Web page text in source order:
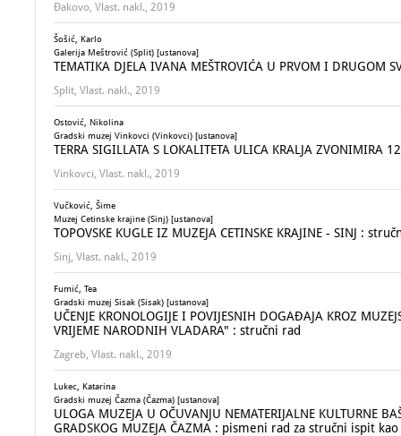
Đakovo, Vlast. nakl., 2019
Šošić, Karlo
Galerija Meštrović (Split) [ustanova]
TEMATIKA DJELA IVANA MEŠTROVIĆA U PRVOM I DRUGOM
Split, Vlast. nakl., 2019
Ostović, Nikolina
Gradski muzej Vinkovci (Vinkovci) [ustanova]
TERRA SIGILLATA S LOKALITETA ULICA KRALJA ZVONIMIRA
Vinkovci, Vlast. nakl., 2019
Vučković, Šime
Muzej Cetinske krajine (Sinj) [ustanova]
TOPOVSKE KUGLE IZ MUZEJA CETINSKE KRAJINE - SINJ :
Sinj, Vlast. nakl., 2019
Fumić, Tea
Gradski muzej Sisak (Sisak) [ustanova]
UČENJE KRONOLOGIJE I POVIJESNIH DOGAĐAJA KROZ
VRIJEME NARODNIH VLADARA" : stručni rad
Zagreb, Vlast. nakl., 2019
Lukec, Katarina
Gradski muzej Čazma (Čazma) [ustanova]
ULOGA MUZEJA U OČUVANJU NEMATERIJALNE KULTURNE
GRADSKOG MUZEJA ČAZMA : pismeni rad za stručni ispit